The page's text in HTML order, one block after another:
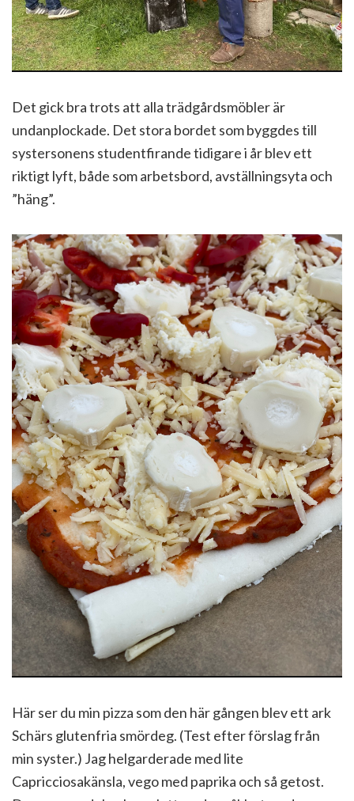
Det gick bra trots att alla trädgårdsmöbler är
undanplockade. Det stora bordet som byggdes till
systersonens studentfirande tidigare i år blev ett
riktigt lyft, både som arbetsbord, avställningsyta och
”häng”.
Här ser du min pizza som den här gången blev ett ark
Schärs glutenfria smördeg. (Test efter förslag från
min syster.) Jag helgarderade med lite
Capricciosakänsla, vego med paprika och så getost.